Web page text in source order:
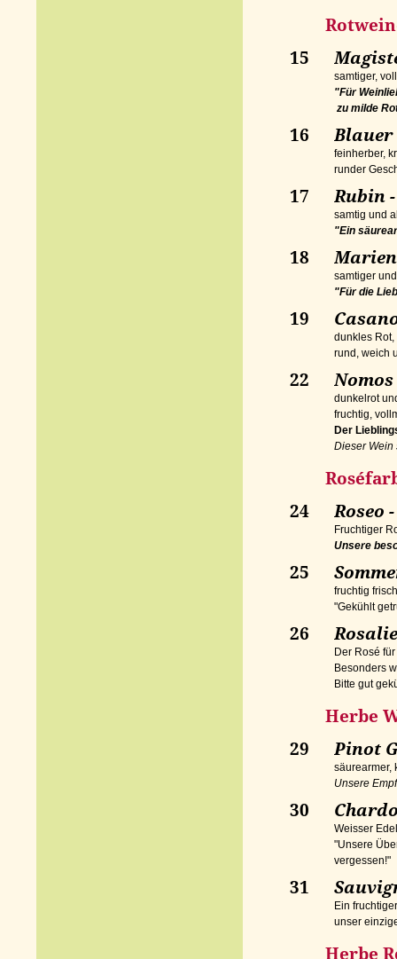
15
samtiger,
"Für
zu milde
16
feinherber,
runder
17 Rubin
samtig und
"Ein
18
samtiger
"Für die
19
dunkles
rund, weich
22
dunkelrot
fruchtig,
Der
Dieser Wein
24
Roseo
Fruchtiger
Unsere
25
fruchtig
"Gekühlt
26
Der Rosé
Besonders
Bitte gut
Herbe
29
Pinot
säurearmer,
Unsere
30
Weisser
"Unsere
vergessen!"
31
Ein
unser
Herbe